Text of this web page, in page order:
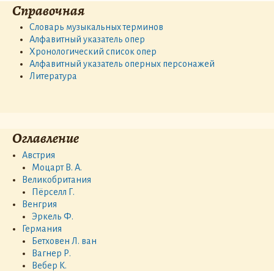
Справочная
Словарь музыкальных терминов
Алфавитный указатель опер
Хронологический список опер
Алфавитный указатель оперных персонажей
Литература
Оглавление
Австрия
Моцарт В. А.
Великобритания
Пёрселл Г.
Венгрия
Эркель Ф.
Германия
Бетховен Л. ван
Вагнер Р.
Вебер К.